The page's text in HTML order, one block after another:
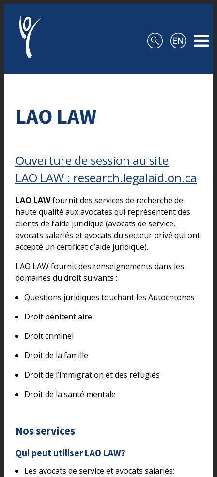
LAO LAW
Ouverture de session au site
LAO LAW : research.legalaid.on.ca
LAO LAWfournit des services de recherche de
haute qualité aux avocates qui représentent des
clients de l’aide juridique (avocats de service,
avocats salariés et avocats du secteur privé qui ont
accepté un certificat d’aide juridique).
LAO LAW fournit des renseignements dans les
domaines du droit suivants :
Questions juridiques touchant les Autochtones
Droit pénitentiaire
Droit criminel
Droit de la famille
Droit de l’immigration et des réfugiés
Droit de la santé mentale
Nos services
Qui peut utiliser LAO LAW?
Les avocats de service et avocats salariés;